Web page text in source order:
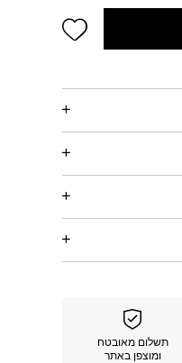
תשלום מאובטח
ומוצפן באתר